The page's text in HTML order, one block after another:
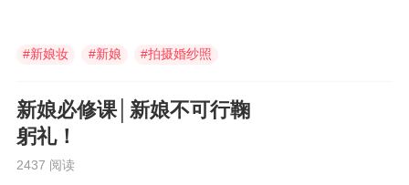
#新娘妆 #新娘 #拍摄婚纱照
新娘必修课│新娘不可行鞠
躬礼！
2437 阅读